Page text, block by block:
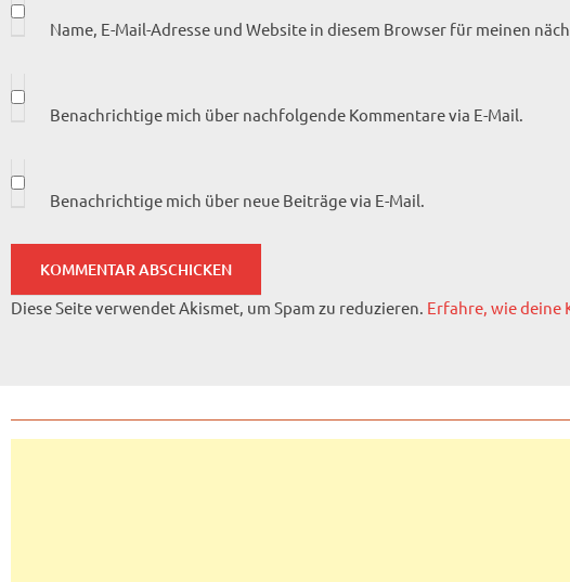
Name, E-Mail-Adresse und Website in diesem Browser für meinen
Benachrichtige mich über nachfolgende Kommentare via E-Mail.
Benachrichtige mich über neue Beiträge via E-Mail.
Diese Seite verwendet Akismet, um Spam zu reduzieren. Erfahre, wie deine